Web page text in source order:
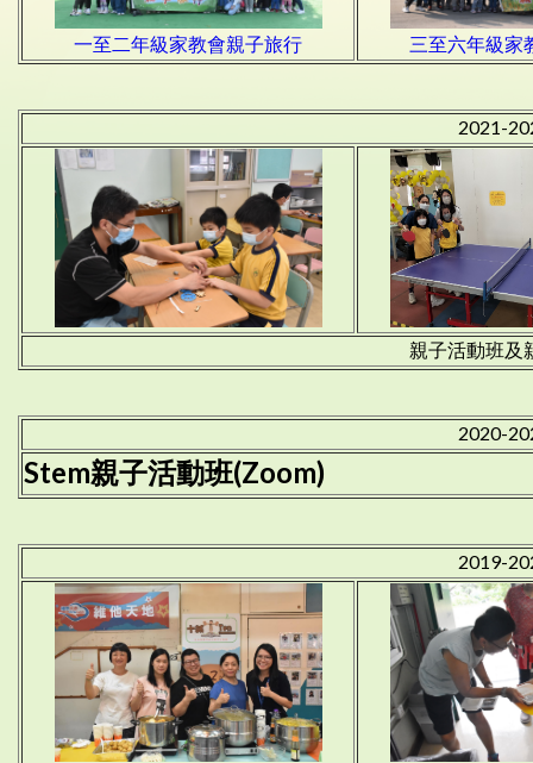
一至二年級家教會親子旅行 三至六年級家
2021-
親子活動班及
2020-
Stem親子活動班(Zoom)
2019-